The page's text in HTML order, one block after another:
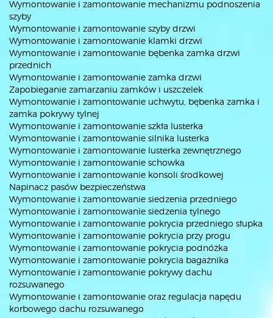
Wymontowanie i zamontowanie mechanizmu podnoszenia
szyby
Wymontowanie i zamontowanie szyby drzwi
Wymontowanie i zamontowanie klamki drzwi
Wymontowanie i zamontowanie bębenka zamka drzwi
przednich
Wymontowanie i zamontowanie zamka drzwi
Zapobieganie zamarzaniu zamków i uszczelek
Wymontowanie i zamontowanie uchwytu, bębenka zamka i
zamka pokrywy tylnej
Wymontowanie i zamontowanie szkła lusterka
Wymontowanie i zamontowanie silnika lusterka
Wymontowanie i zamontowanie lusterka zewnętrznego
Wymontowanie i zamontowanie schowka
Wymontowanie i zamontowanie konsoli środkowej
Napinacz pasów bezpieczeństwa
Wymontowanie i zamontowanie siedzenia przedniego
Wymontowanie i zamontowanie siedzenia tylnego
Wymontowanie i zamontowanie pokrycia przedniego słupka
Wymontowanie i zamontowanie pokrycia przy progu
Wymontowanie i zamontowanie pokrycia podnóżka
Wymontowanie i zamontowanie pokrycia bagażnika
Wymontowanie i zamontowanie pokrywy dachu
rozsuwanego
Wymontowanie i zamontowanie oraz regulacja napędu
korbowego dachu rozsuwanego